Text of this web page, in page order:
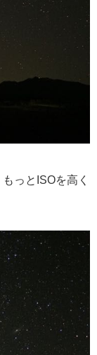
っとISOを高く